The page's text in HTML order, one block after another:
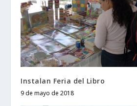
Instalan Feria del Libro
9 de mayo de 2018